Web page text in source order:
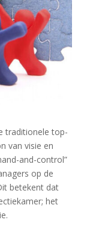
traditionele top-
van visie en
and-control”
op de
betekent dat
het